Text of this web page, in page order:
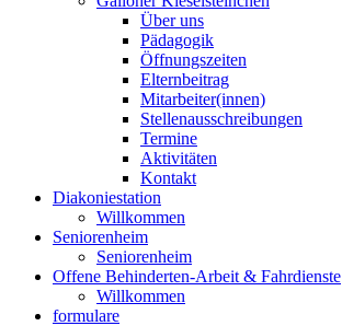
Über uns
Pädagogik
Öffnungszeiten
Elternbeitrag
Mitarbeiter(innen)
Stellenausschreibungen
Termine
Aktivitäten
Kontakt
Diakoniestation
Willkommen
Seniorenheim
Seniorenheim
Offene Behinderten-Arbeit & Fahrdienste
Willkommen
formulare